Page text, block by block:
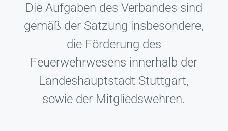
Die Aufgaben des Verbandes sind
gemäß der Satzung insbesondere,
die Förderung des
Feuerwehrwesens innerhalb der
Landeshauptstadt Stuttgart,
sowie der Mitgliedswehren.